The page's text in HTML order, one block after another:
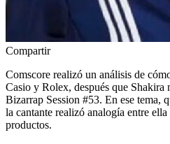
Compartir
Comscore realizó un análisis de
Casio y Rolex, después que Shakira
Bizarrap Session #53. En ese tema,
la cantante realizó analogía entre
productos.